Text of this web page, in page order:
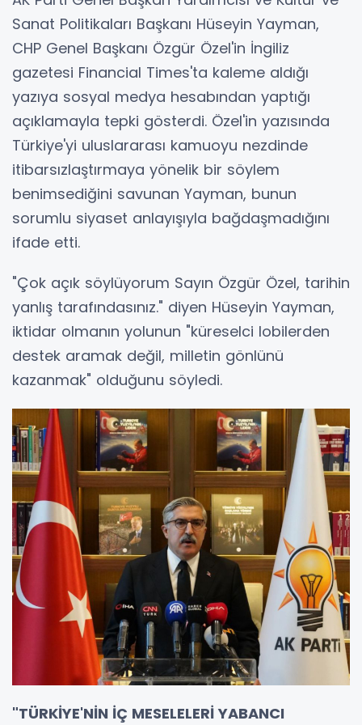
Sanat Politikaları Başkanı Hüseyin Yayman,
CHP Genel Başkanı Özgür Özel'in İngiliz
gazetesi Financial Times'ta kaleme aldığı
yazıya sosyal medya hesabından yaptığı
açıklamayla tepki gösterdi. Özel'in yazısında
Türkiye'yi uluslararası kamuoyu nezdinde
itibarsızlaştırmaya yönelik bir söylem
benimsediğini savunan Yayman, bunun
sorumlu siyaset anlayışıyla bağdaşmadığını
ifade etti.
"Çok açık söylüyorum Sayın Özgür Özel, tarihin
yanlış tarafındasınız." diyen Hüseyin Yayman,
iktidar olmanın yolunun "küreselci lobilerden
destek aramak değil, milletin gönlünü
kazanmak" olduğunu söyledi.
"TÜRKİYE'NİN İÇ MESELELERİ YABANCI